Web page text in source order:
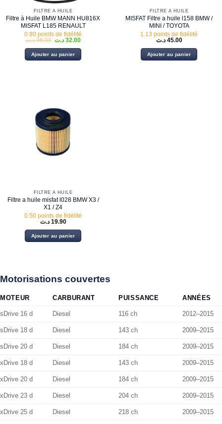
FILTRE À HUILE
Filtre à Huile BMW MANN HU816X
MISFAT L185 RENAULT
0.80 points de fidélité
36.00 د.ت
Le
initial
était :
32.00 د.ت
Le
actuel
est :
Ajouter au panier
FILTRE À HUILE
MISFAT Filtre a huile l158 BMW /
MINI / TOYOTA
1.13 points de fidélité
45.00 د.ت
Ajouter au panier
FILTRE À HUILE
Filtre a huile misfat l028 BMW X3 /
X1 / Z4
0.50 points de fidélité
19.90 د.ت
Ajouter au panier
Motorisations couvertes
MOTEUR CARBURANT PUISSANCE ANNÉES
sDrive 16 d Diesel 116 ch 2012–2015
sDrive 18 d Diesel 143 ch 2009–2015
sDrive 20 d Diesel 184 ch 2009–2015
xDrive 18 d Diesel 143 ch 2009–2015
xDrive 20 d Diesel 184 ch 2009–2015
xDrive 23 d Diesel 204 ch 2009–2015
xDrive 25 d Diesel 218 ch 2009–2015